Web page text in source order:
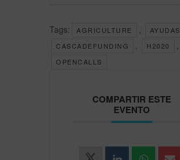
Tags: AGRICULTURE AYUDAS
CASCADEFUNDING H2020
OPENCALLS
COMPARTIR ESTE
EVENTO